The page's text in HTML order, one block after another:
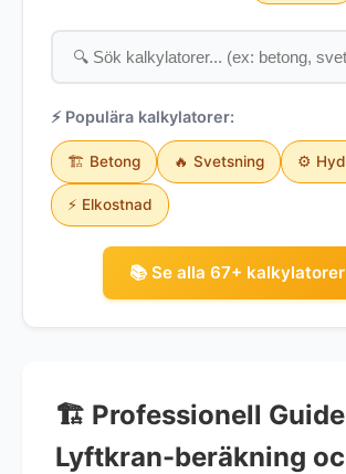
⚡ Populära kalkylatorer:
🏗️ Betong 🔥 Svetsning ⚙️
⚡ Elkostnad
📚 Se alla 67+
🏗️ Professionell
Lyftkran-beräkning